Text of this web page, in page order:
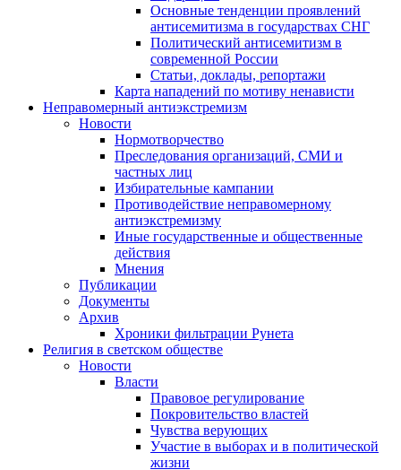
Основные тенденции проявлений
антисемитизма в государствах СНГ
Политический антисемитизм в
современной России
Статьи, доклады, репортажи
Карта нападений по мотиву ненависти
Неправомерный антиэкстремизм
Новости
Нормотворчество
Преследования организаций, СМИ и
частных лиц
Избирательные кампании
Противодействие неправомерному
антиэкстремизму
Иные государственные и общественные
действия
Мнения
Публикации
Документы
Архив
Хроники фильтрации Рунета
Религия в светском обществе
Новости
Власти
Правовое регулирование
Покровительство властей
Чувства верующих
Участие в выборах и в политической
жизни